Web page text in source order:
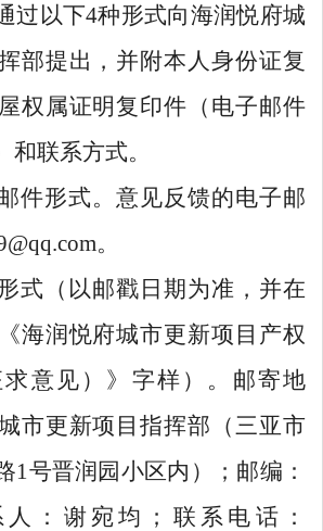
过以下4种形式向海润悦府城
部提出，并附本人身份证复
权属证明复印件（电子邮件
和联系方式。
件形式。意见反馈的电子邮
。
式 （以邮戳日期为准，并在
海润悦府城市更新项目产权
意见）》字样）。邮寄地
市更新项目指挥部（三亚市
1 号晋润园小区内）；邮编：
人：谢宛均；联系电话：